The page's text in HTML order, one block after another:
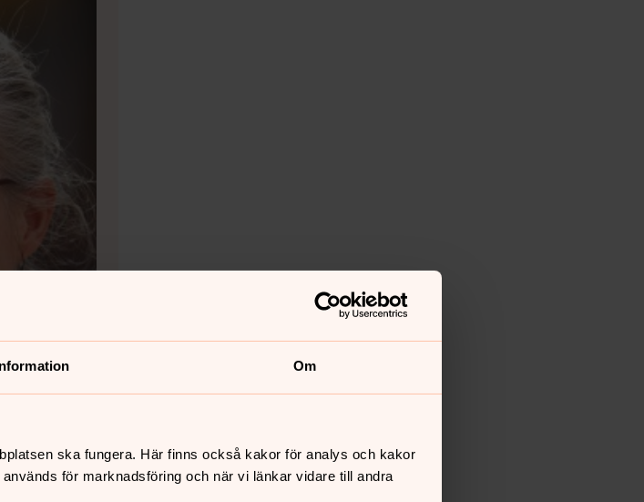
Om
ska fungera. Här finns också kakor för analys och kakor
för marknadsföring och när vi länkar vidare till andra